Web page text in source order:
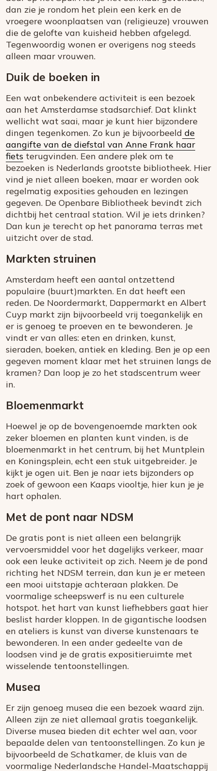
dan zie je rondom het plein een kerk en de
vroegere woonplaatsen van (religieuze) vrouwen
die de gelofte van kuisheid hebben afgelegd.
Tegenwoordig wonen er overigens nog steeds
alleen maar vrouwen.
Duik de boeken in
Een wat onbekendere activiteit is een bezoek
aan het Amsterdamse stadsarchief. Dat klinkt
wellicht wat saai, maar je kunt hier bijzondere
dingen tegenkomen. Zo kun je bijvoorbeeld de
aangifte van de diefstal van Anne Frank haar
fiets terugvinden. Een andere plek om te
bezoeken is Nederlands grootste bibliotheek. Hier
vind je niet alleen boeken, maar er worden ook
regelmatig exposities gehouden en lezingen
gegeven. De Openbare Bibliotheek bevindt zich
dichtbij het centraal station. Wil je iets drinken?
Dan kun je terecht op het panorama terras met
uitzicht over de stad.
Markten struinen
Amsterdam heeft een aantal ontzettend
populaire (buurt)markten. En dat heeft een
reden. De Noordermarkt, Dappermarkt en Albert
Cuyp markt zijn bijvoorbeeld vrij toegankelijk en
er is genoeg te proeven en te bewonderen. Je
vindt er van alles: eten en drinken, kunst,
sieraden, boeken, antiek en kleding. Ben je op een
gegeven moment klaar met het struinen langs de
kramen? Dan loop je zo het stadscentrum weer
in.
Bloemenmarkt
Hoewel je op de bovengenoemde markten ook
zeker bloemen en planten kunt vinden, is de
bloemenmarkt in het centrum, bij het Muntplein
en Koningsplein, echt een stuk uitgebreider. Je
kijkt je ogen uit. Ben je naar iets bijzonders op
zoek of gewoon een Kaaps viooltje, hier kun je je
hart ophalen.
Met de pont naar NDSM
De gratis pont is niet alleen een belangrijk
vervoersmiddel voor het dagelijks verkeer, maar
ook een leuke activiteit op zich. Neem je de pond
richting het NDSM terrein, dan kun je er meteen
een mooi uitstapje achteraan plakken. De
voormalige scheepswerf is nu een culturele
hotspot. het hart van kunst liefhebbers gaat hier
beslist harder kloppen. In de gigantische loodsen
en ateliers is kunst van diverse kunstenaars te
bewonderen. In een ander gedeelte van de
loodsen vind je de gratis expositieruimte met
wisselende tentoonstellingen.
Musea
Er zijn genoeg musea die een bezoek waard zijn.
Alleen zijn ze niet allemaal gratis toegankelijk.
Diverse musea bieden dit echter wel aan, voor
bepaalde delen van tentoonstellingen. Zo kun je
bijvoorbeeld de Schatkamer, de kluis van de
voormalige Nederlandsche Handel-Maatschappij